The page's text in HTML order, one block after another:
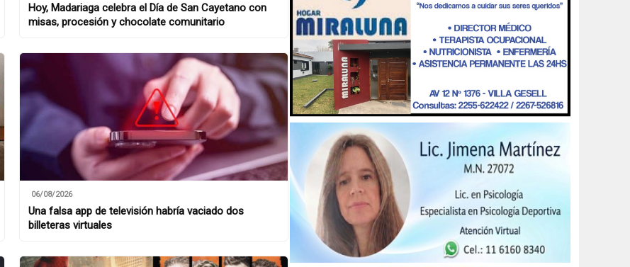
Hoy, Madariaga celebra el Día de San Cayetano con
misas, procesión y chocolate comunitario
06/08/2026
Una falsa app de televisión habría vaciado dos
billeteras virtuales